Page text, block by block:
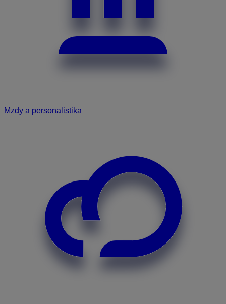
Mzdy a personalistika